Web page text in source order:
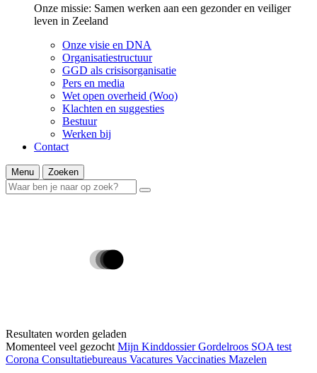
Onze missie: Samen werken aan een gezonder en veiliger
leven in Zeeland
Onze visie en DNA
Organisatiestructuur
GGD als crisisorganisatie
Pers en media
Wet open overheid (Woo)
Klachten en suggesties
Bestuur
Werken bij
Contact
Menu Zoeken
Resultaten worden geladen
Momenteel veel gezocht Mijn KinddossierGordelroos SOA test
Corona Consultatiebureaus Vacatures Vaccinaties Mazelen